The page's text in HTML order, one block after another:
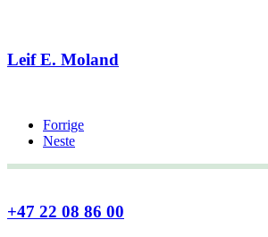
Leif E. Moland
Forrige
Neste
+47 22 08 86 00